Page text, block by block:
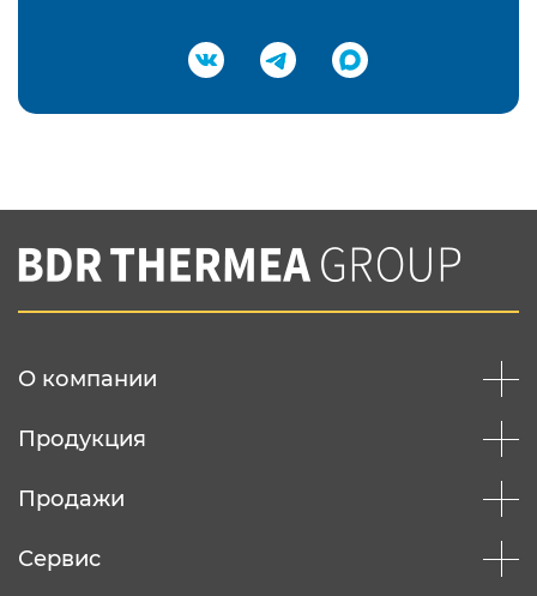
Подтвердить e-mail
Вы соглашаетесь с нашей политикой
конфеденциальности
О компании
Продукция
Продажи
Сервис